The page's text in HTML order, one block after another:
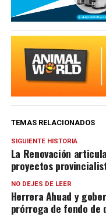
TEMAS RELACIONADOS
SIGUIENTE HISTORIA
La Renovación
proyectos
NO DEJES DE LEER
Herrera Ahuad y
prórroga de fondo de